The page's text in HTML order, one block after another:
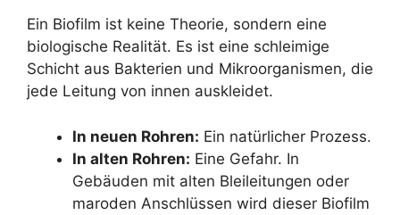
Ein Biofilm ist keine Theorie, sondern eine
biologische Realität. Es ist eine schleimige
Schicht aus Bakterien und Mikroorganismen, die
jede Leitung von innen auskleidet.
In neuen Rohren: Ein natürlicher Prozess.
In alten Rohren: Eine Gefahr. In
Gebäuden mit alten Bleileitungen oder
maroden Anschlüssen wird dieser Biofilm